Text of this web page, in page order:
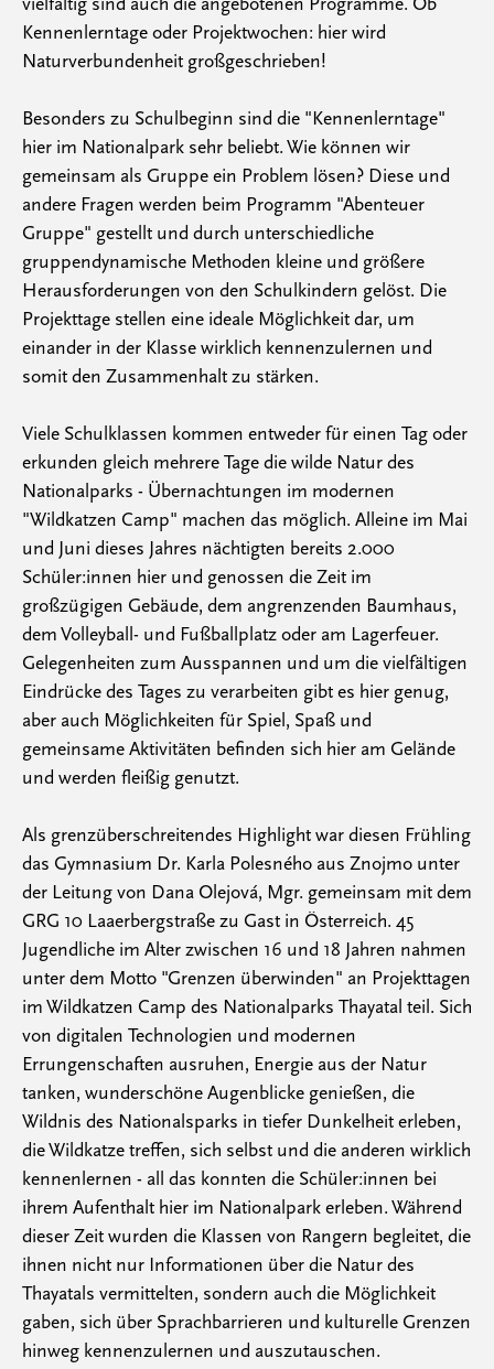
Kennenlerntage oder Projektwochen: hier wird
Naturverbundenheit großgeschrieben!
Besonders zu Schulbeginn sind die "Kennenlerntage"
hier im Nationalpark sehr beliebt. Wie können wir
gemeinsam als Gruppe ein Problem lösen? Diese und
andere Fragen werden beim Programm "Abenteuer
Gruppe" gestellt und durch unterschiedliche
gruppendynamische Methoden kleine und größere
Herausforderungen von den Schulkindern gelöst. Die
Projekttage stellen eine ideale Möglichkeit dar, um
einander in der Klasse wirklich kennenzulernen und
somit den Zusammenhalt zu stärken.
Viele Schulklassen kommen entweder für einen Tag oder
erkunden gleich mehrere Tage die wilde Natur des
Nationalparks - Übernachtungen im modernen
"Wildkatzen Camp" machen das möglich. Alleine im Mai
und Juni dieses Jahres nächtigten bereits 2.000
Schüler:innen hier und genossen die Zeit im
großzügigen Gebäude, dem angrenzenden Baumhaus,
dem Volleyball- und Fußballplatz oder am Lagerfeuer.
Gelegenheiten zum Ausspannen und um die vielfältigen
Eindrücke des Tages zu verarbeiten gibt es hier genug,
aber auch Möglichkeiten für Spiel, Spaß und
gemeinsame Aktivitäten befinden sich hier am Gelände
und werden fleißig genutzt.
Als grenzüberschreitendes Highlight war diesen Frühling
das Gymnasium Dr. Karla Polesného aus Znojmo unter
der Leitung von Dana Olejová, Mgr. gemeinsam mit dem
GRG 10 Laaerbergstraße zu Gast in Österreich. 45
Jugendliche im Alter zwischen 16 und 18 Jahren nahmen
unter dem Motto "Grenzen überwinden" an Projekttagen
im Wildkatzen Camp des Nationalparks Thayatal teil. Sich
von digitalen Technologien und modernen
Errungenschaften ausruhen, Energie aus der Natur
tanken, wunderschöne Augenblicke genießen, die
Wildnis des Nationalsparks in tiefer Dunkelheit erleben,
die Wildkatze treffen, sich selbst und die anderen wirklich
kennenlernen - all das konnten die Schüler:innen bei
ihrem Aufenthalt hier im Nationalpark erleben. Während
dieser Zeit wurden die Klassen von Rangern begleitet, die
ihnen nicht nur Informationen über die Natur des
Thayatals vermittelten, sondern auch die Möglichkeit
gaben, sich über Sprachbarrieren und kulturelle Grenzen
hinweg kennenzulernen und auszutauschen.